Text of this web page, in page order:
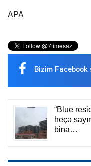
APA
Bizim